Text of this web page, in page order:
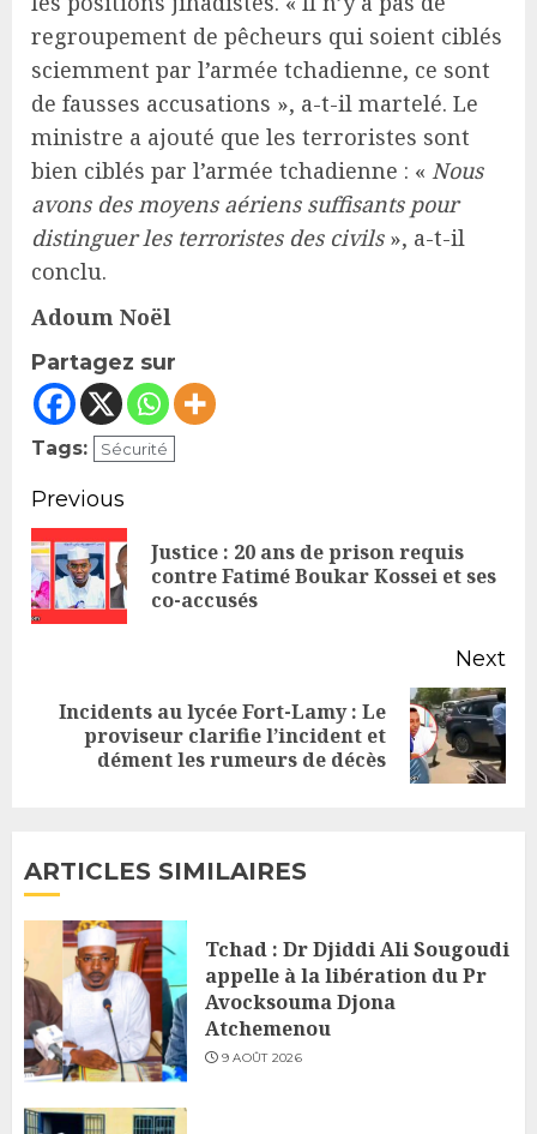
regroupement de pêcheurs qui soient ciblés
sciemment par l’armée tchadienne, ce sont
de fausses accusations », a-t-il martelé. Le
ministre a ajouté que les terroristes sont
bien ciblés par l’armée tchadienne : « Nous
avons des moyens aériens suffisants pour
distinguer les terroristes des civils», a-t-il
conclu.
Adoum Noël
Partagez sur
Tags: Sécurité
Continue
Reading
Previous
Justice : 20 ans de prison requis
contre Fatimé Boukar Kossei et ses
co-accusés
Next
Next
Incidents au lycée Fort-Lamy : Le
proviseur clarifie l’incident et
dément les rumeurs de décès
ARTICLES SIMILAIRES
Tchad : Dr Djiddi Ali Sougoudi
appelle à la libération du Pr
Avocksouma Djona
Atchemenou
9 AOÛT 2026